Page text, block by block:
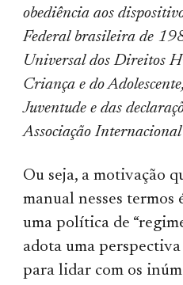
obediência aos
Federal brasileira de
Universal dos Direitos
Criança e do
Juventude e das
Associação
Ou seja, a motivação
manual nesses termos
uma política de
adota uma
para lidar com os